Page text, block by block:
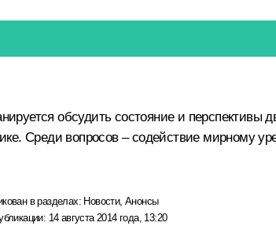
обсудить состояние и
Среди вопросов – содействие мирному
в разделах: Новости,Анонсы
14 августа 2014 года, 13:20